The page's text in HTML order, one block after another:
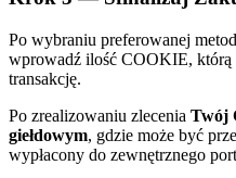
Zaproś przyjaciela, aby
Deposit CASHCAT & Win
Po wybraniu preferowanej
wprowadź ilość COOKIE, którą
transakcję.
Po zrealizowaniu zlecenia Twój
giełdowym, gdzie może być
wypłacony do zewnętrznego